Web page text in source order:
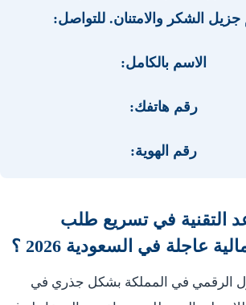
جزيل الشكر والامتنان. للتواصل:
الاسم بالكامل:
رقم هاتفك:
رقم الهوية:
التقنية في تسريع طلب
عاجلة في السعودية 2026 ؟
الرقمي في المملكة بشكل جذري في